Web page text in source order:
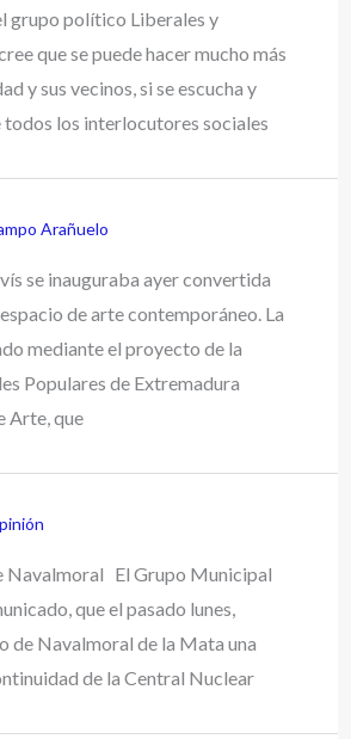
grupo político Liberales y
que se puede hacer mucho más
y sus vecinos, si se escucha y
todos los interlocutores sociales
Arañuelo
se inauguraba ayer convertida
de arte contemporáneo. La
mediante el proyecto de la
Populares de Extremadura
Arte, que
El Grupo Municipal
que el pasado lunes,
de Navalmoral de la Mata una
de la Central Nuclear